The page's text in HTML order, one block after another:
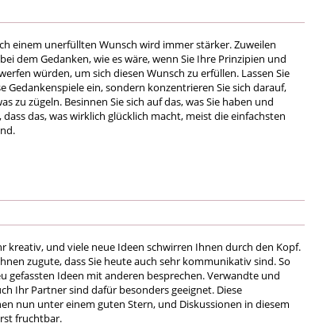
einem unerfüllten Wunsch wird immer stärker. Zuweilen
dem Gedanken, wie es wäre, wenn Sie Ihre Prinzipien und
würden, um sich diesen Wunsch zu erfüllen. Lassen Sie
Gedankenspiele ein, sondern konzentrieren Sie sich darauf,
zu zügeln. Besinnen Sie sich auf das, was Sie haben und
dass das, was wirklich glücklich macht, meist die einfachsten
kreativ, und viele neue Ideen schwirren Ihnen durch den Kopf.
zugute, dass Sie heute auch sehr kommunikativ sind. So
gefassten Ideen mit anderen besprechen. Verwandte und
Ihr Partner sind dafür besonders geeignet. Diese
nun unter einem guten Stern, und Diskussionen in diesem
fruchtbar.